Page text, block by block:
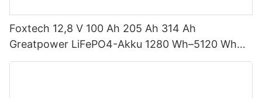
Foxtech 12,8 V 100 Ah 205 Ah 314 Ah
Greatpower LiFePO4-Akku 1280 Wh–5120 Wh
IP65 Energiespeicher